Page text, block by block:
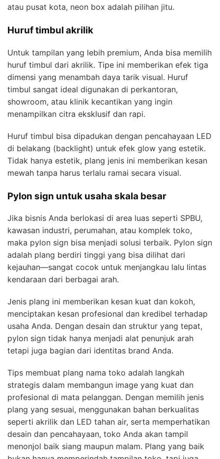
atau pusat kota, neon box adalah pilihan jitu.
Huruf timbul akrilik
Untuk tampilan yang lebih premium, Anda bisa memilih
huruf timbul dari akrilik. Tipe ini memberikan efek tiga
dimensi yang menambah daya tarik visual. Huruf
timbul sangat ideal digunakan di perkantoran,
showroom, atau klinik kecantikan yang ingin
menampilkan citra eksklusif dan rapi.
Huruf timbul bisa dipadukan dengan pencahayaan LED
di belakang (backlight) untuk efek glow yang estetik.
Tidak hanya estetik, plang jenis ini memberikan kesan
mewah tanpa harus terlalu ramai secara visual.
Pylon sign untuk usaha skala besar
Jika bisnis Anda berlokasi di area luas seperti SPBU,
kawasan industri, perumahan, atau komplek toko,
maka pylon sign bisa menjadi solusi terbaik. Pylon sign
adalah plang berdiri tinggi yang bisa dilihat dari
kejauhan—sangat cocok untuk menjangkau lalu lintas
kendaraan dari berbagai arah.
Jenis plang ini memberikan kesan kuat dan kokoh,
menciptakan kesan profesional dan kredibel terhadap
usaha Anda. Dengan desain dan struktur yang tepat,
pylon sign tidak hanya menjadi alat penunjuk arah
tetapi juga bagian dari identitas brand Anda.
Tips membuat plang nama toko adalah langkah
strategis dalam membangun image yang kuat dan
profesional di mata pelanggan. Dengan memilih jenis
plang yang sesuai, menggunakan bahan berkualitas
seperti akrilik dan LED tahan air, serta memperhatikan
desain dan pencahayaan, toko Anda akan tampil
menonjol baik siang maupun malam. Plang yang baik